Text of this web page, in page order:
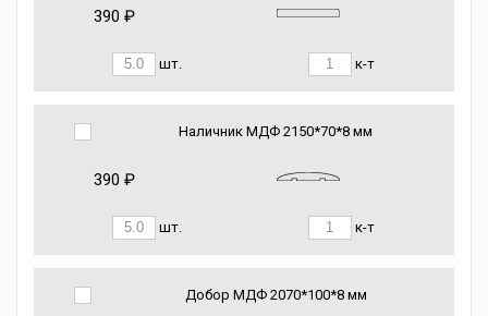
390 ₽
шт. к-т
Наличник МДФ 2150*70*8 мм
390 ₽
шт. к-т
Добор МДФ 2070*100*8 мм